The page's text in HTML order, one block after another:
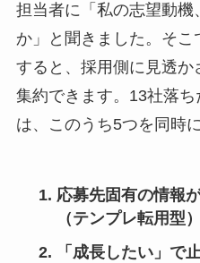
担当者に「私の志望動機
か」と聞きました。そ
すると、採用側に見透か
集約できます。13社落
は、このうち5つを同時
応募先固有の情報
（テンプレ転用型）
「成長したい」で